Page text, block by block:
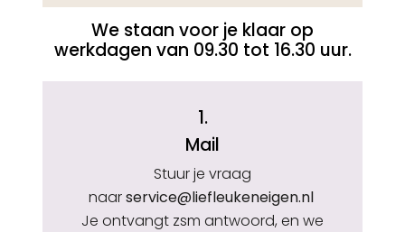
We staan voor je klaar op
werkdagen van 09.30 tot 16.30 uur.
1.
Mail
Stuur je vraag
naarservice@liefleukeneigen.nl
Je ontvangt zsm antwoord, en we